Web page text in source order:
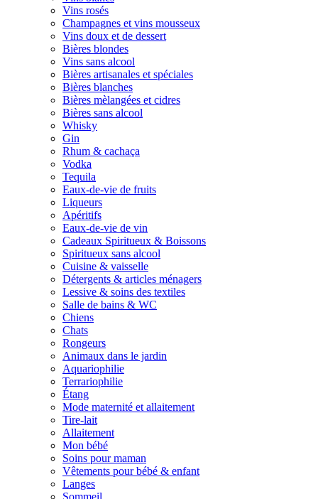
Vins rosés
Champagnes et vins mousseux
Vins doux et de dessert
Bières blondes
Vins sans alcool
Bières artisanales et spéciales
Bières blanches
Bières mèlangées et cidres
Bières sans alcool
Whisky
Gin
Rhum & cachaça
Vodka
Tequila
Eaux-de-vie de fruits
Liqueurs
Apéritifs
Eaux-de-vie de vin
Cadeaux Spiritueux & Boissons
Spiritueux sans alcool
Cuisine & vaisselle
Détergents & articles ménagers
Lessive & soins des textiles
Salle de bains & WC
Chiens
Chats
Rongeurs
Animaux dans le jardin
Aquariophilie
Terrariophilie
Étang
Mode maternité et allaitement
Tire-lait
Allaitement
Mon bébé
Soins pour maman
Vêtements pour bébé & enfant
Langes
Sommeil